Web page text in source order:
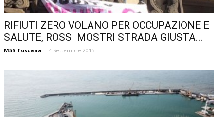
RIFIUTI ZERO VOLANO PER OCCUPAZIONE E
SALUTE, ROSSI MOSTRI STRADA GIUSTA...
M5S Toscana - 4 Settembre 2015